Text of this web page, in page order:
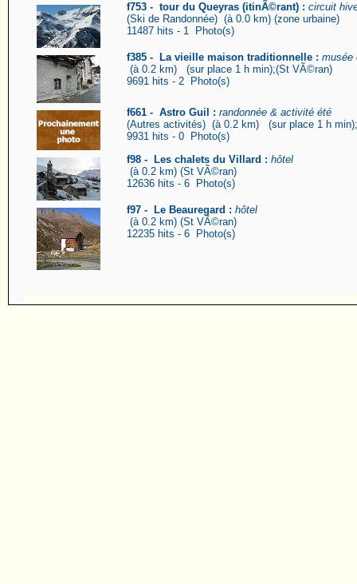
f753 - tour du Queyras (itinÃ©rant) : circuit
(Ski de Randonnée) (à 0.0 km) (zone urbaine)
11487 hits - 1 Photo(s)
f385 - La vieille maison traditionnelle : musée
(à 0.2 km) (sur place 1 h min);(St VÃ©ran)
9691 hits - 2 Photo(s)
f661 - Astro Guil : randonnée & activité été
(Autres activités) (à 0.2 km) (sur place 1 h
9931 hits - 0 Photo(s)
f98 - Les chalets du Villard : hôtel
(à 0.2 km) (St VÃ©ran)
12636 hits - 6 Photo(s)
f97 - Le Beauregard : hôtel
(à 0.2 km) (St VÃ©ran)
12235 hits - 6 Photo(s)